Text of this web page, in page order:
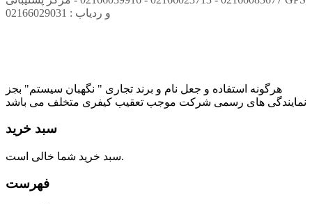
و ردیاب : 02166029031
هرگونه استفاده و جعل نام و برند تجاری " نگهبان سیستم" بجز
نمایندگی های رسمی شرکت موجب تعقیب کیفری متخلف می باشد
سبد خرید
سبد خرید شما خالی است.
فهرست